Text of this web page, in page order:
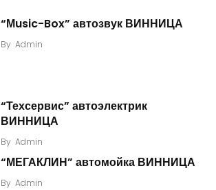
“Мusic-Box” автозвук ВИННИЦА
By Admin
“Техсервис” автоэлектрик
ВИННИЦА
By Admin
“МЕГАКЛИН” автомойка ВИННИЦА
By Admin